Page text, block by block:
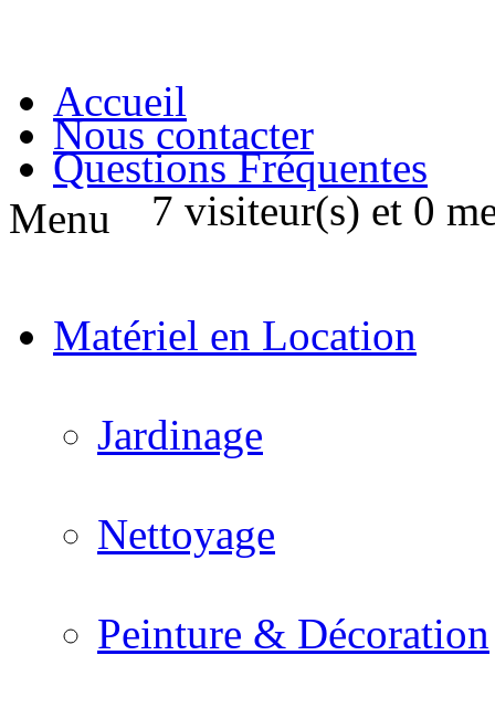
7 visiteur(s) et 0
Accueil
Nous contacter
Questions Fréquentes
Menu
Matériel en Location
Jardinage
Nettoyage
Peinture & Décoration